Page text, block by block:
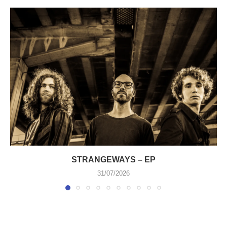
STRANGEWAYS – EP
31/07/2026